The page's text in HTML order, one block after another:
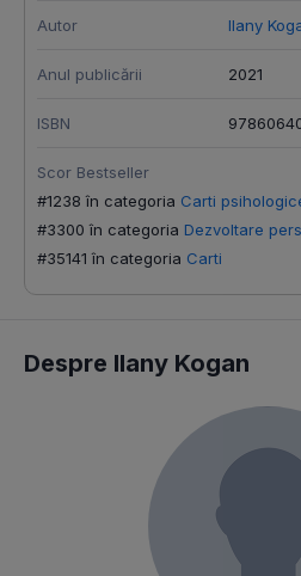
Autor Ilany
Anul publicării 2021
ISBN
Scor Bestseller
#1238 în categoria Carti
#3300 în categoria Dezvoltare
#35141 în categoria Carti
Despre Ilany Kogan